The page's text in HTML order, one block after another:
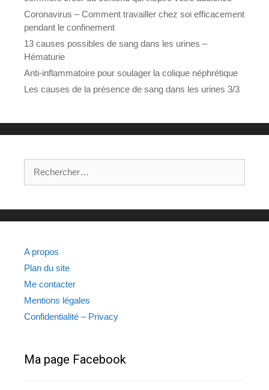
Coronavirus – Comment travailler chez soi efficacement
pendant le confinement
13 causes possibles de sang dans les urines –
Hématurie
Anti-inflammatoire pour soulager la colique néphrétique
Les causes de la présence de sang dans les urines 3/3
A propos
Plan du site
Me contacter
Mentions légales
Confidentialité – Privacy
Ma page Facebook